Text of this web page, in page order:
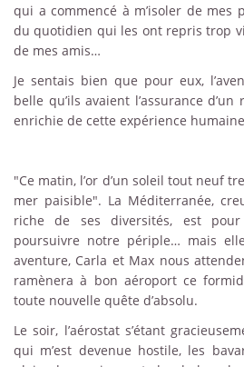
qui a commencé à m’isoler de mes
du quotidien qui les ont repris trop
de mes amis…
Je sentais bien que pour eux,
belle qu’ils avaient l’assurance
enrichie de cette expérience
"Ce matin, l’or d’un soleil tout neuf
mer paisible". La Méditerranée,
riche de ses diversités, est
poursuivre notre périple… mais
aventure, Carla et Max nous
ramènera à bon aéroport ce
toute nouvelle quête d’absolu.
Le soir, l’aérostat s’étant
qui m’est devenue hostile, les